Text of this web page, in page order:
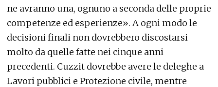
ne avranno una, ognuno a seconda delle proprie
competenze ed esperienze». A ogni modo le
decisioni finali non dovrebbero discostarsi
molto da quelle fatte nei cinque anni
precedenti. Cuzzit dovrebbe avere le deleghe a
Lavori pubblici e Protezione civile, mentre